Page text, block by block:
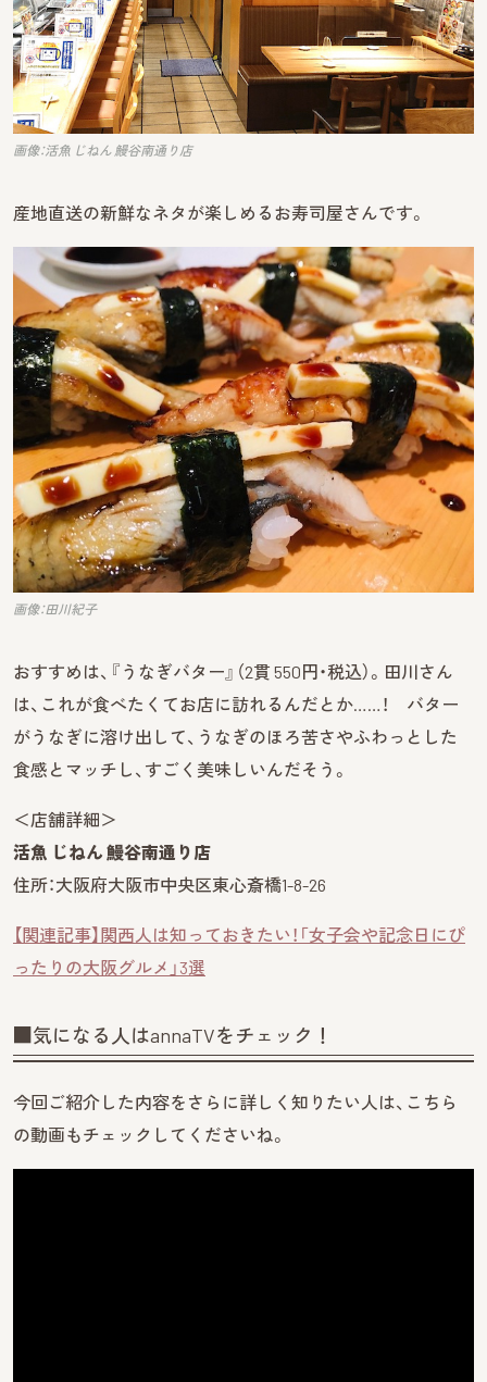
画像：活魚 じねん 鰻谷南通り店
産地直送の新鮮なネタが楽しめるお寿司屋さんです。
画像：田川紀子
おすすめは、『うなぎバター』（2貫 550円・税込）。田川さん
は、これが食べたくてお店に訪れるんだとか……！ バター
がうなぎに溶け出して、うなぎのほろ苦さやふわっとした
食感とマッチし、すごく美味しいんだそう。
＜店舗詳細＞
活魚 じねん 鰻谷南通り店
住所：大阪府大阪市中央区東心斎橋1-8-26
【関連記事】関西人は知っておきたい！「女子会や記念日にぴ
ったりの大阪グルメ」3選
■気になる人はannaTVをチェック！
今回ご紹介した内容をさらに詳しく知りたい人は、こちら
の動画もチェックしてくださいね。